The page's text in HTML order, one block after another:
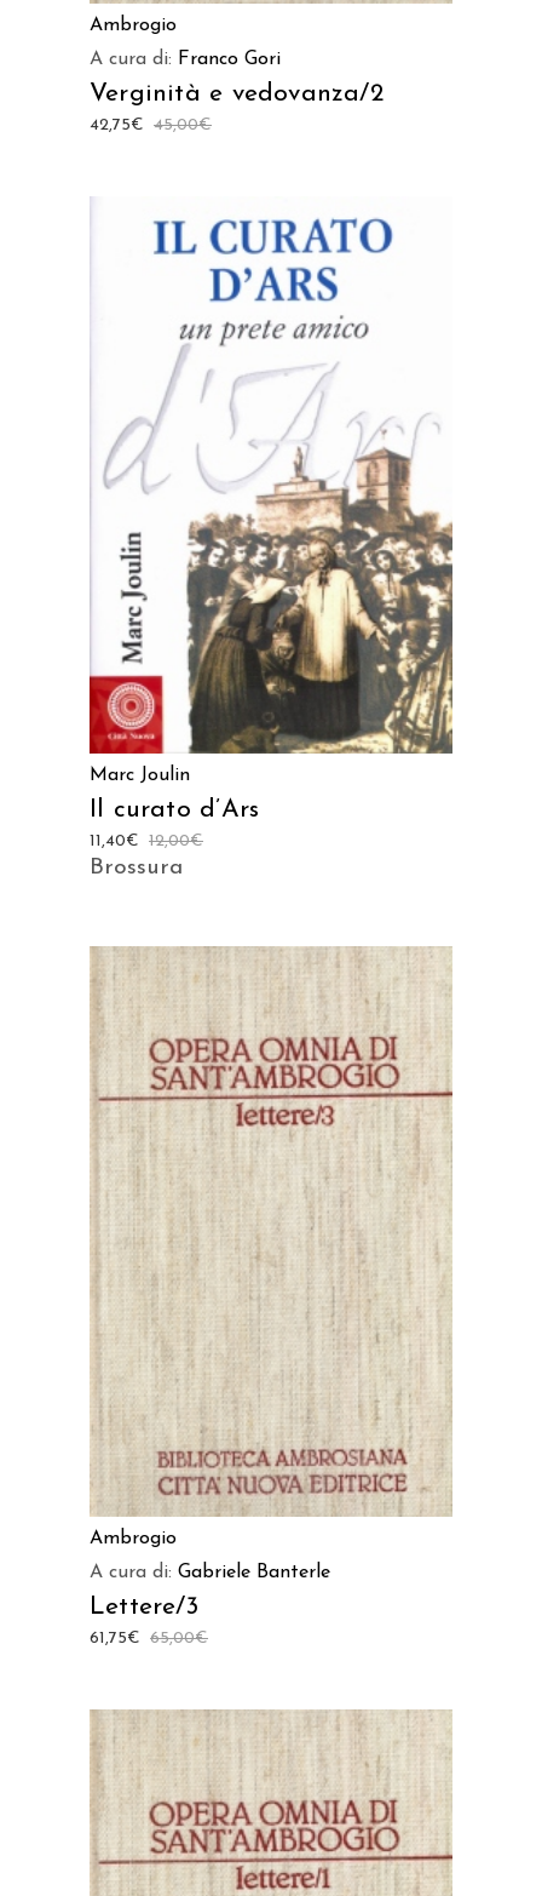
Ambrogio
A cura di: Franco Gori
Verginità e vedovanza/2
45,00€
42,75€
AGGIUNGI AL CARRELLO
Marc Joulin
Il curato d’Ars
12,00€
11,40€
Brossura
AGGIUNGI AL CARRELLO
Ambrogio
A cura di: Gabriele Banterle
Lettere/3
65,00€
61,75€